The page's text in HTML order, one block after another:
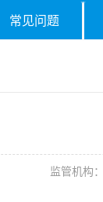
常见问题
监管机构：